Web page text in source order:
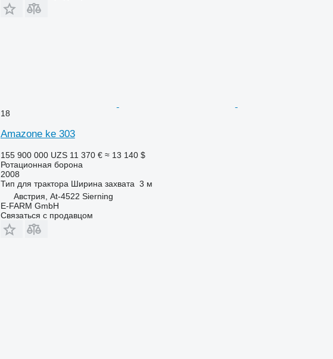
18
Amazone ke 303
155 900 000 UZS 11 370 € ≈ 13 140 $
Ротационная борона
2008
Тип для трактора Ширина захвата 3 м
Австрия, At-4522 Sierning
E-FARM GmbH
Связаться с продавцом